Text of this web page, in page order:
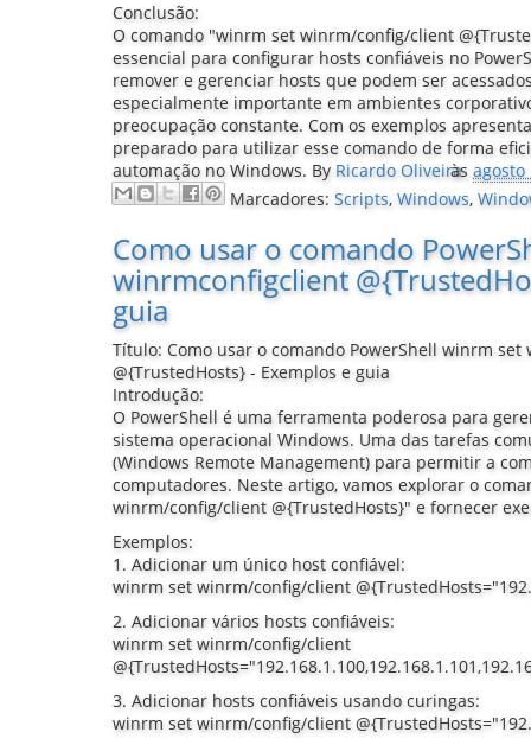
Conclusão:
O comando "winrm set winrm/config/client
essencial para configurar hosts confiáveis no
remover e gerenciar hosts que podem ser
especialmente importante em ambientes
preocupação constante. Com os exemplos
preparado para utilizar esse comando de forma
automação no Windows. By Ricardo Oliveira
às agosto
Marcadores: Scripts, Windows,
Como usar o comando
winrmconfigclient
guia
Título: Como usar o comando PowerShell winrm
@{TrustedHosts} - Exemplos e guia
Introdução:
O PowerShell é uma ferramenta poderosa para
sistema operacional Windows. Uma das tarefas
(Windows Remote Management) para permitir a
computadores. Neste artigo, vamos explorar o
winrm/config/client @{TrustedHosts}" e fornecer
Exemplos:
1. Adicionar um único host confiável:
winrm set winrm/config/client
2. Adicionar vários hosts confiáveis:
winrm set winrm/config/client
3. Adicionar hosts confiáveis usando curingas:
winrm set winrm/config/client